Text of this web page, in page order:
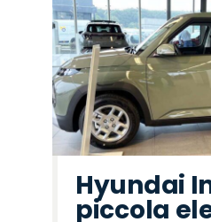
Hyundai
piccola